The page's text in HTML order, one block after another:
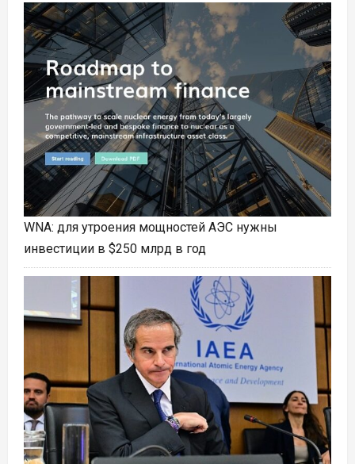
WNA: для утроения мощностей АЭС нужны
инвестиции в $250 млрд в год